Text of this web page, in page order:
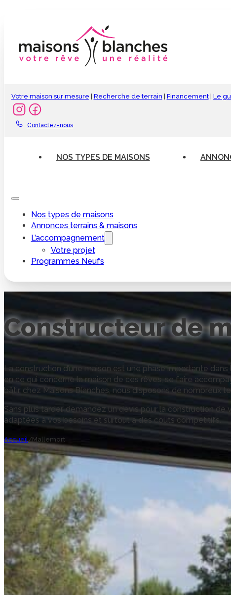
Votre maison sur mesure | Recherche de terrain | Financement| Le
Contactez-nous
NOS TYPES DE MAISONS
Nos types de maisons
Annonces terrains & maisons
L’accompagnement
Votre projet
Programmes Neufs
Constructeur de
La construction d’une maison est une phase importante
en ce qui concerne la maison de ces rêves, se faire
bâtir, chez Maisons Blanches, nous disposons de nombreux
Sans plus tarder, demandez un devis pour la construction
adaptées à vos besoins et surtout à des coûts compétitifs.
Accueil/Mallemort